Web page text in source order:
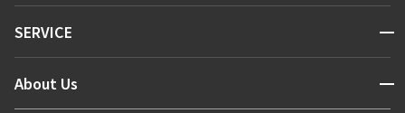
新着情報から探す
新着募集情報
マンションレポート
住まいのコラム
SERVICE 開閉
会員ページ
About Us 開閉